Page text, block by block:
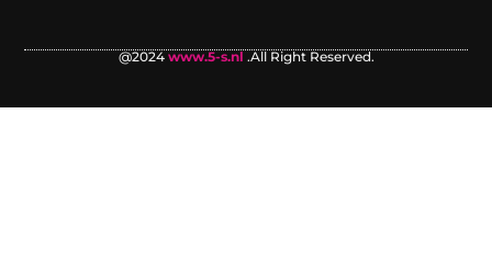
@2024www.5-s.nl .All Right Reserved.